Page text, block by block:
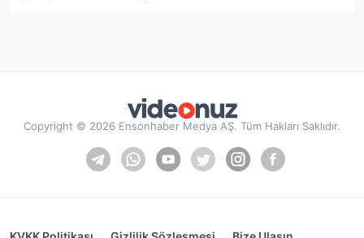
Copyright © 2026 Ensonhaber Medya AŞ. Tüm Hakları Saklıdır.